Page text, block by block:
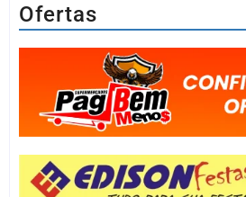
Ofertas